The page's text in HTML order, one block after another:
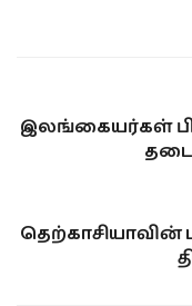
இலங்கையர்கள்
தடை
தெற்காசியாவின்